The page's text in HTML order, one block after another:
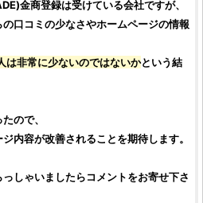
)金商登録は受けている会社ですが、
の口コミの少なさやホームページの情報
は非常に少ないのではないかという結
ので、
内容が改善されることを期待します。
しゃいましたらコメントをお寄せ下さ